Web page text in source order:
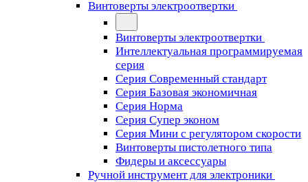
Винтоверты электроотвертки
Винтоверты электроотвертки
Интеллектуальная программируемая
серия
Серия Современный стандарт
Серия Базовая экономичная
Серия Норма
Серия Cупер эконом
Серия Мини с регулятором скорости
Винтоверты пистолетного типа
Фидеры и аксессуары
Ручной инструмент для электроники